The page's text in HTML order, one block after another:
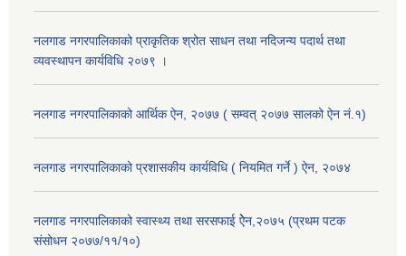
नलगाड नगरपालिकाको प्राकृतिक श्रोत साधन तथा नदिजन्य पदार्थ तथा
व्यवस्थापन कार्यविधि २०७९ ।
नलगाड नगरपालिकाको आर्थिक ऐन, २०७७ ( सम्वत् २०७७ सालको ऐन नं.१)
नलगाड नगरपालिकाको प्रशासकीय कार्यविधि ( नियमित गर्ने ) ऐन, २०७४
नलगाड नगरपालिकाको स्वास्थ्य तथा सरसफाई ऐेन,२०७५ (प्रथम पटक
संसोधन २०७७/११/१०)